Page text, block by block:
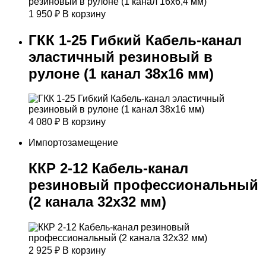
1 950 ₽ В корзину
ГКК 1-25 Гибкий Кабель-канал
эластичный резиновый в
рулоне (1 канал 38х16 мм)
4 080 ₽ В корзину
Импортозамещение
ККР 2-12 Кабель-канал
резиновый профессиональный
(2 канала 32х32 мм)
2 925 ₽ В корзину